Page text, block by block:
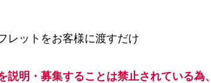
レットをお客様に渡すだけ
明・募集することは禁止されている為、